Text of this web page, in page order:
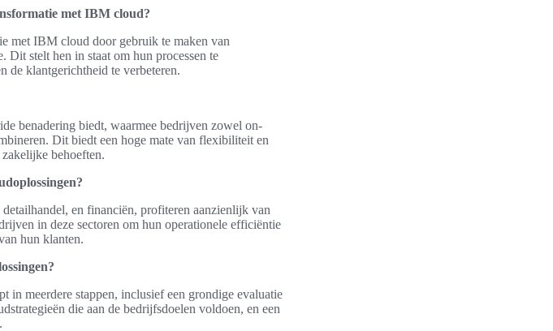
met IBM cloud?
met IBM cloud door gebruik te maken van
Dit stelt hen in staat om hun processen te
de klantgerichtheid te verbeteren.
benadering biedt, waarmee bedrijven zowel on-
Dit biedt een hoge mate van flexibiliteit en
behoeften.
en financiën, profiteren aanzienlijk van
in deze sectoren om hun operationele efficiëntie
hun klanten.
meerdere stappen, inclusief een grondige evaluatie
die aan de bedrijfsdoelen voldoen, en een